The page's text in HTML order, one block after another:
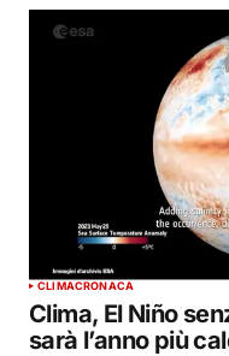
CLIMACRONACA
Clima, El Niño
sarà l’anno più